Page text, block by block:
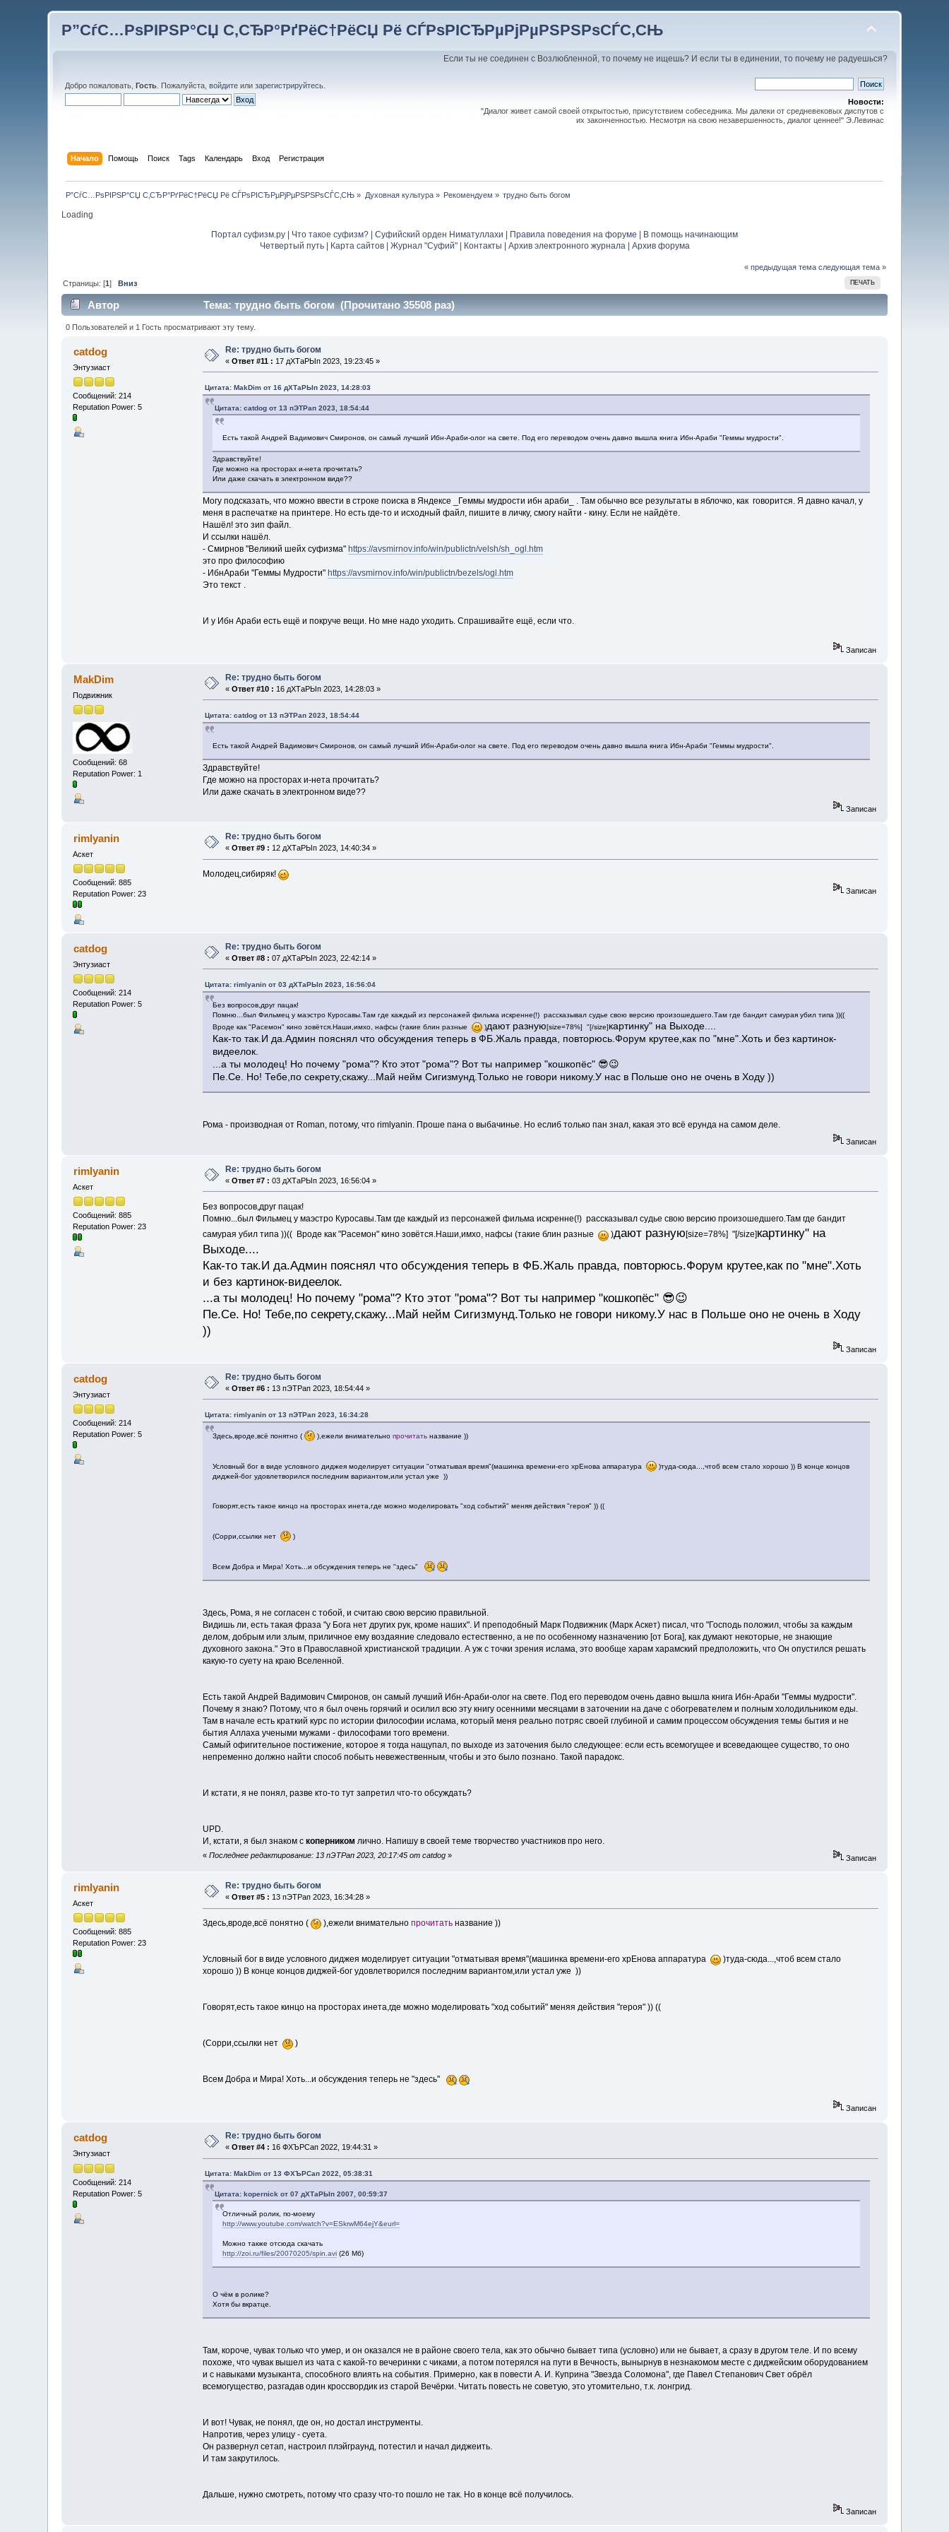
Р”СѓС…РѕРІРЅР°СЏ С‚СЂР°РґРёС†РёСЏ Рё СЃРѕРІСЂРµРјРµРЅРЅРѕСЃС‚СЊ
Если ты не соединен с Возлюбленной, то почему не ищешь? И если ты в единении, то почему не радуешься?
Добро пожаловать,Гость . Пожалуйста,войдите илизарегистрируйтесь
Новости:
"Диалог живет самой своей открытостью, присутствием собеседника. Мы далеки от средневековых диспутов с
их законченностью. Несмотря на свою незавершенность, диалог ценнее!" Э.Левинас
Начало Помощь Поиск Tags Календарь Вход Регистрация
Р”СѓС…РѕРІРЅР°СЏ С‚СЂР°РґРёС†РёСЏ Рё СЃРѕРІСЂРµРјРµРЅРЅРѕСЃС‚СЊ » Духовная культура» Рекомендуем » трудно быть богом
Loading
Портал суфизм.ру Что такое суфизм? Суфийский орден Ниматуллахи Правила поведения на форуме
В помощь начинающим
Четвертый путь| Карта сайтов| Журнал "Суфий"| Контакты Архив электронного журнала| Архив форума
« предыдущая тема следующая тема »
ПЕЧАТЬ
Страницы: [1]Вниз
Автор Тема: трудно быть богом (Прочитано 35508 раз)
0 Пользователей и 1 Гость просматривают эту тему.
catdog
Энтузиаст
Сообщений: 214
Reputation Power: 5
Re: трудно быть богом
«Ответ #11 : 17 дХТаРЫп 2023, 19:23:45 »
Цитата: MakDim от 16 дХТаРЫп 2023, 14:28:03
Цитата: catdog от 13 пЭТРап 2023, 18:54:44
Есть такой Андрей Вадимович Смиронов, он самый лучший Ибн-Араби-олог на свете. Под его переводом очень давно вышла книга Ибн-Араби "Геммы мудрости".
Здравствуйте!
Где можно на просторах и-нета прочитать?
Или даже скачать в электронном виде??
Могу подсказать, что можно ввести в строке поиска в Яндексе _Геммы мудрости ибн араби_ . Там обычно все результаты в яблочко, как говорится. Я давно качал, у
меня в распечатке на принтере. Но есть где-то и исходный файл, пишите в личку, смогу найти - кину. Если не найдёте.
Нашёл! это зип файл.
И ссылки нашёл.
- Смирнов "Великий шейх суфизма" https://avsmirnov.info/win/publictn/velsh/sh_ogl.htm
это про философию
- ИбнАраби "Геммы Мудрости" https://avsmirnov.info/win/publictn/bezels/ogl.htm
Это текст .
И у Ибн Араби есть ещё и покруче вещи. Но мне надо уходить. Спрашивайте ещё, если что.
Записан
MakDim
Подвижник
Сообщений: 68
Reputation Power: 1
Re: трудно быть богом
«Ответ #10 : 16 дХТаРЫп 2023, 14:28:03 »
Цитата: catdog от 13 пЭТРап 2023, 18:54:44
Есть такой Андрей Вадимович Смиронов, он самый лучший Ибн-Араби-олог на свете. Под его переводом очень давно вышла книга Ибн-Араби "Геммы мудрости".
Здравствуйте!
Где можно на просторах и-нета прочитать?
Или даже скачать в электронном виде??
Записан
rimlyanin
Аскет
Сообщений: 885
Reputation Power: 23
Re: трудно быть богом
«Ответ #9 : 12 дХТаРЫп 2023, 14:40:34 »
Молодец,сибиряк!
Записан
catdog
Энтузиаст
Сообщений: 214
Reputation Power: 5
Re: трудно быть богом
«Ответ #8 : 07 дХТаРЫп 2023, 22:42:14 »
Цитата: rimlyanin от 03 дХТаРЫп 2023, 16:56:04
Без вопросов,друг пацак!
Помню...был Фильмец у маэстро Куросавы.Там где каждый из персонажей фильма искренне(!) рассказывал судье свою версию произошедшего.Там где бандит самурая убил типа ))((
Вроде как "Расемон" кино зовётся.Наши,имхо, нафсы (такие блин разные
)дают разную[size=78%] "[/size]картинку" на Выходе....
Как-то так.И да.Админ пояснял что обсуждения теперь в ФБ.Жаль правда, повторюсь.Форум крутее,как по "мне".Хоть и без картинок-
видеелок.
...а ты молодец! Но почему "рома"? Кто этот "рома"? Вот ты например "кошкопёс" 😎😉
Пе.Се. Но! Тебе,по секрету,скажу...Май нейм Сигизмунд.Только не говори никому.У нас в Польше оно не очень в Ходу ))
Рома - производная от Roman, потому, что rimlyanin. Проше пана о выбачинье. Но еслиб только пан знал, какая это всё ерунда на самом деле.
Записан
rimlyanin
Аскет
Сообщений: 885
Reputation Power: 23
Re: трудно быть богом
«Ответ #7 : 03 дХТаРЫп 2023, 16:56:04 »
Без вопросов,друг пацак!
Помню...был Фильмец у маэстро Куросавы.Там где каждый из персонажей фильма искренне(!) рассказывал судье свою версию произошедшего.Там где бандит
самурая убил типа ))(( Вроде как "Расемон" кино зовётся.Наши,имхо, нафсы (такие блин разные
)дают разную[size=78%] "[/size]картинку" на
Выходе....
Как-то так.И да.Админ пояснял что обсуждения теперь в ФБ.Жаль правда, повторюсь.Форум крутее,как по "мне".Хоть
и без картинок-видеелок.
...а ты молодец! Но почему "рома"? Кто этот "рома"? Вот ты например "кошкопёс" 😎😉
Пе.Се. Но! Тебе,по секрету,скажу...Май нейм Сигизмунд.Только не говори никому.У нас в Польше оно не очень в Ходу
))
Записан
catdog
Энтузиаст
Сообщений: 214
Reputation Power: 5
Re: трудно быть богом
«Ответ #6 : 13 пЭТРап 2023, 18:54:44 »
Цитата: rimlyanin от 13 пЭТРап 2023, 16:34:28
Здесь,вроде,всё понятно ( ),ежели внимательно прочитатьназвание ))
Условный бог в виде условного диджея моделирует ситуации "отматывая время"(машинка времени-его хрЕнова аппаратура
)туда-сюда...,чтоб всем стало хорошо )) В конце концов
диджей-бог удовлетворился последним вариантом,или устал уже ))
Говорят,есть такое кинцо на просторах инета,где можно моделировать "ход событий" меняя действия "героя" )) ((
(Сорри,ссылки нет )
Всем Добра и Мира! Хоть...и обсуждения теперь не "здесь"
Здесь, Рома, я не согласен с тобой, и считаю свою версию правильной.
Видишь ли, есть такая фраза "у Бога нет других рук, кроме наших". И преподобный Марк Подвижник (Марк Аскет) писал, что "Господь положил, чтобы за каждым
делом, добрым или злым, приличное ему воздаяние следовало естественно, а не по особенному назначению [от Бога], как думают некоторые, не знающие
духовного закона." Это в Православной христианской традиции. А уж с точки зрения ислама, это вообще харам харамский предположить, что Он опустился решать
какую-то суету на краю Вселенной.
Есть такой Андрей Вадимович Смиронов, он самый лучший Ибн-Араби-олог на свете. Под его переводом очень давно вышла книга Ибн-Араби "Геммы мудрости".
Почему я знаю? Потому, что я был очень горячий и осилил всю эту книгу осенними месяцами в заточении на даче с обогревателем и полным холодильником еды.
Там в начале есть краткий курс по истории философии ислама, который меня реально потряс своей глубиной и самим процессом обсуждения темы бытия и не
бытия Аллаха учеными мужами - философами того времени.
Самый офигительное постижение, которое я тогда нащупал, по выходе из заточения было следующее: если есть всемогущее и всеведающее существо, то оно
непременно должно найти способ побыть невежественным, чтобы и это было познано. Такой парадокс.
И кстати, я не понял, разве кто-то тут запретил что-то обсуждать?
UPD.
И, кстати, я был знаком с коперником лично. Напишу в своей теме творчество участников про него.
« Последнее редактирование: 13 пЭТРап 2023, 20:17:45 от catdog» Записан
rimlyanin
Аскет
Сообщений: 885
Reputation Power: 23
Re: трудно быть богом
«Ответ #5 : 13 пЭТРап 2023, 16:34:28 »
Здесь,вроде,всё понятно ( ),ежели внимательно прочитатьназвание ))
Условный бог в виде условного диджея моделирует ситуации "отматывая время"(машинка времени-его хрЕнова аппаратура
)туда-сюда...,чтоб всем стало
хорошо )) В конце концов диджей-бог удовлетворился последним вариантом,или устал уже ))
Говорят,есть такое кинцо на просторах инета,где можно моделировать "ход событий" меняя действия "героя" )) ((
(Сорри,ссылки нет )
Всем Добра и Мира! Хоть...и обсуждения теперь не "здесь"
Записан
catdog
Энтузиаст
Сообщений: 214
Reputation Power: 5
Re: трудно быть богом
«Ответ #4 : 16 ФХЪРСап 2022, 19:44:31 »
Цитата: MakDim от 13 ФХЪРСап 2022, 05:38:31
Цитата: kopernick от 07 дХТаРЫп 2007, 00:59:37
Отличный ролик, по-моему
http://www.youtube.com/watch?v=ESkrwM64ejY&eurl=
Можно также отсюда скачать
http://zoi.ru/files/20070205/spin.avi(26 Мб)
О чём в ролике?
Хотя бы вкратце.
Там, короче, чувак только что умер, и он оказался не в районе своего тела, как это обычно бывает типа (условно) или не бывает, а сразу в другом теле. И по всему
похоже, что чувак вышел из чата с какой-то вечеринки с чиками, а потом потерялся на пути в Вечность, вынырнув в незнакомом месте с диджейским оборудованием
и с навыками музыканта, способного влиять на события. Примерно, как в повести А. И. Куприна "Звезда Соломона", где Павел Степанович Свет обрёл
всемогущество, разгадав один кроссвордик из старой Вечёрки. Читать повесть не советую, это утомительно, т.к. лонгрид.
И вот! Чувак, не понял, где он, но достал инструменты.
Напротив, через улицу - суета.
Он развернул сетап, настроил плэйграунд, потестил и начал диджеить.
И там закрутилось.
Дальше, нужно смотреть, потому что сразу что-то пошло не так. Но в конце всё получилось.
Записан